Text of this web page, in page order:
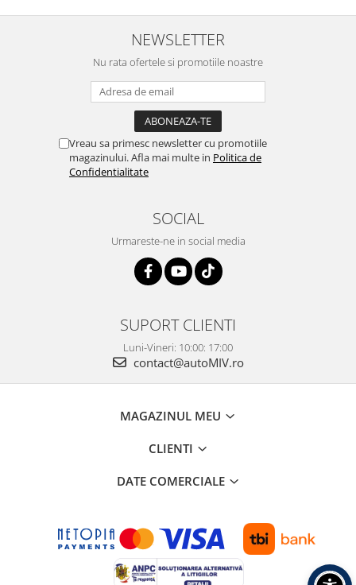
NEWSLETTER
Nu rata ofertele si promotiile noastre
Vreau sa primesc newsletter cu promotiile
magazinului. Afla mai multe in Politica de
Confidentialitate
SOCIAL
Urmareste-ne in social media
SUPORT CLIENTI
Luni-Vineri: 10:00: 17:00
contact@autoMIV.ro
MAGAZINUL MEU
CLIENTI
DATE COMERCIALE